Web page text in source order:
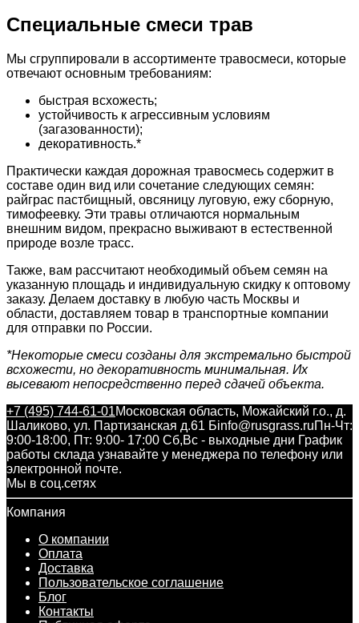
Специальные смеси трав
Мы сгруппировали в ассортименте травосмеси, которые
отвечают основным требованиям:
быстрая всхожесть;
устойчивость к агрессивным условиям
(загазованности);
декоративность.*
Практически каждая дорожная травосмесь содержит в
составе один вид или сочетание следующих семян:
райграс пастбищный, овсяницу луговую, ежу сборную,
тимофеевку. Эти травы отличаются нормальным
внешним видом, прекрасно выживают в естественной
природе возле трасс.
Также, вам рассчитают необходимый объем семян на
указанную площадь и индивидуальную скидку к оптовому
заказу. Делаем доставку в любую часть Москвы и
области, доставляем товар в транспортные компании
для отправки по России.
*Некоторые смеси созданы для экстремально быстрой
всхожести, но декоративность минимальная. Их
высевают непосредственно перед сдачей объекта.
+7 (495) 744-61-01Московская область, Можайский г.о., д.
Шаликово, ул. Партизанская д.61 Бinfo@rusgrass.ruПн-Чт:
9:00-18:00, Пт: 9:00- 17:00 Сб,Вс - выходные дни График
работы склада узнавайте у менеджера по телефону или
электронной почте.
Мы в соц.сетях
Компания
О компании
Оплата
Доставка
Пользовательское соглашение
Блог
Контакты